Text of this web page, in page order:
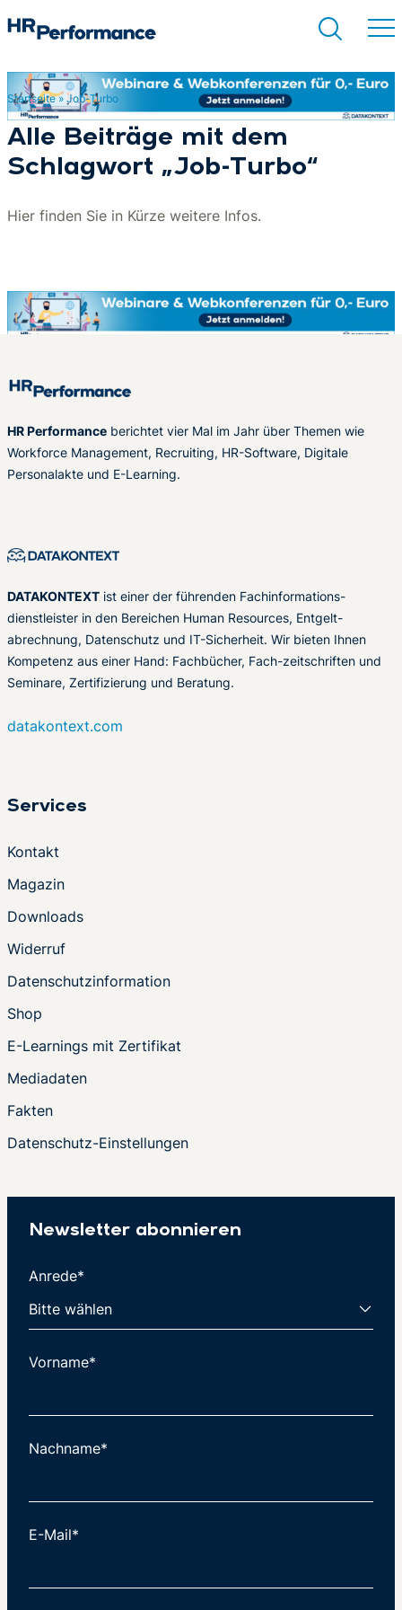
Suchen
Startseite» Job-Turbo
Alle Beiträge mit dem
Schlagwort „Job-Turbo“
Hier finden Sie in Kürze weitere Infos.
HR Performance berichtet vier Mal im Jahr über Themen wie
Workforce Management, Recruiting, HR-Software, Digitale
Personalakte und E-Learning.
DATAKONTEXT ist einer der führenden Fachinformations-
dienstleister in den Bereichen Human Resources, Entgelt-
abrechnung, Datenschutz und IT-Sicherheit. Wir bieten Ihnen
Kompetenz aus einer Hand: Fachbücher, Fach-zeitschriften und
Seminare, Zertifizierung und Beratung.
datakontext.com
Services
Kontakt
Magazin
Downloads
Widerruf
Datenschutzinformation
Shop
E-Learnings mit Zertifikat
Mediadaten
Fakten
Datenschutz-Einstellungen
Newsletter abonnieren
Anrede*
Vorname*
Nachname*
E-Mail*